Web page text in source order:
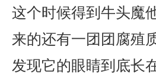
这个时候得到牛头魔
来的还有一团团腐殖
发现它的眼睛到底长